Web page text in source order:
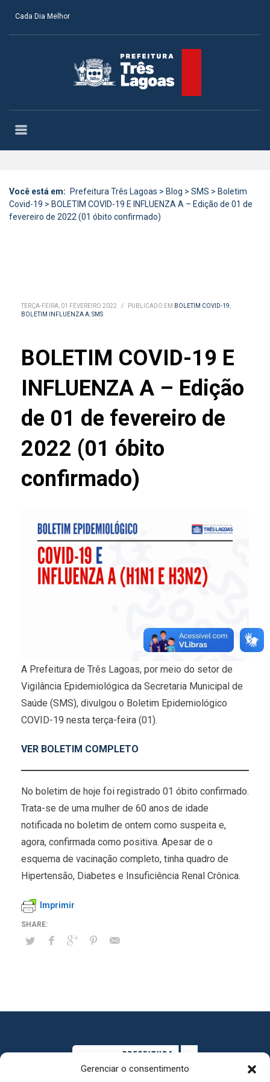
Gerenciar o consentimento
Cada Dia Melhor
Você está em: Prefeitura Três Lagoas > Blog > SMS > Boletim
Covid-19 > BOLETIM COVID-19 E INFLUENZA A – Edição de 01 de
fevereiro de 2022 (01 óbito confirmado)
TERÇA-FEIRA, 01 FEVEREIRO 2022 / PUBLICADO EM BOLETIM COVID-19,
BOLETIM INFLUENZA A,SMS
BOLETIM COVID-19 E
INFLUENZA A – Edição
de 01 de fevereiro de
2022 (01 óbito
confirmado)
A Prefeitura de Três Lagoas, por meio do setor de
Vigilância Epidemiológica da Secretaria Municipal de
Saúde (SMS), divulgou o Boletim Epidemiológico
COVID-19 nesta terça-feira (01).
VER BOLETIM COMPLETO
No boletim de hoje foi registrado 01 óbito confirmado.
Trata-se de uma mulher de 60 anos de idade
notificada no boletim de ontem como suspeita e,
agora, confirmada como positiva. Apesar de o
esquema de vacinação completo, tinha quadro de
Hipertensão, Diabetes e Insuficiência Renal Crônica.
Imprimir